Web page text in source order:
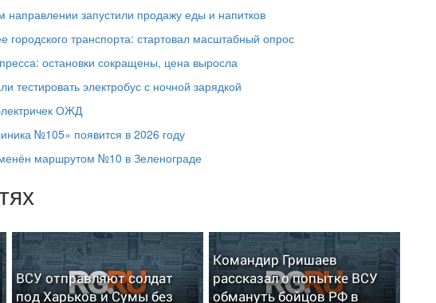
направлении запустили продажу еды и напитков
транспорта: стартовал масштабный опрос
остановки сокращены, цена выросла
тестировать электробус с ночной зарядкой
ОЖД
№105» появится в 2026 году
маршрутом №10 в Зеленограде
ВСУ отправляют солдат
под Харьков и Сумы без
Командир Гришаев
рассказал о попытке ВСУ
обмануть бойцов РФ в